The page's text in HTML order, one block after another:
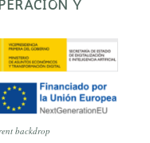
Y
backdrop